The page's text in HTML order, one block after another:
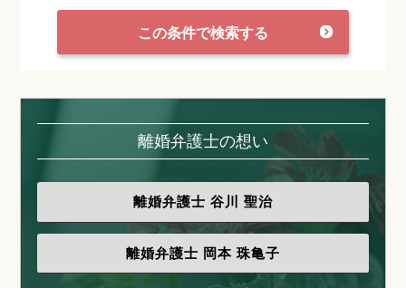
この条件で検索する
離婚弁護士の想い
離婚弁護士 谷川 聖治
離婚弁護士 岡本 珠亀子